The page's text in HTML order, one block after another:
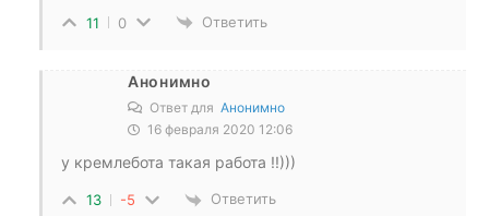
11 0 Ответить
Анонимно
Ответ для Анонимно
16 февраля 2020 12:06
у кремлебота такая работа !!)))
13 -5 Ответить